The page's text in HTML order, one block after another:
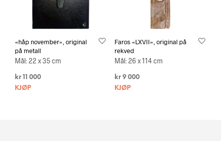
«håp november», original
på metall
Mål: 22 x 35 cm
kr 11 000
KJØP
Faros «LXVII», original på
rekved
Mål: 26 x 114 cm
kr9 000
KJØP